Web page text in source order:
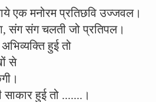
एक मनोरम प्रतिछवि उज्जवल।
संग संग चलती जो प्रतिपल।
हुई तो
से
हुई तो .......।